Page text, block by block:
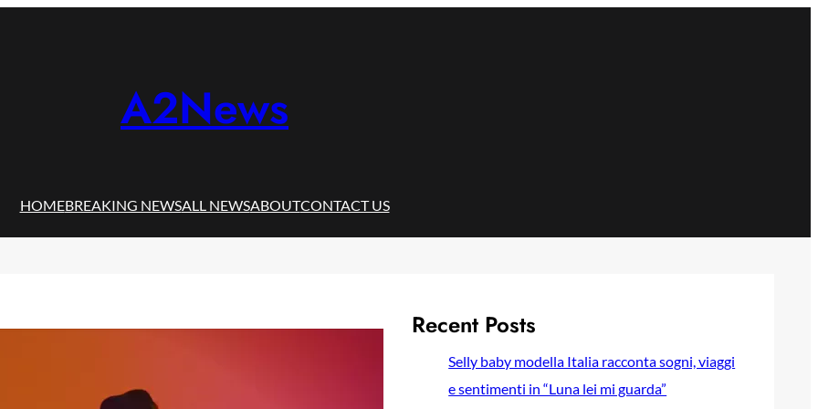
A2News
HOMEBREAKING NEWSALL NEWSABOUTCONTACT US
Recent Posts
Selly baby modella Italia racconta sogni, viaggi
e sentimenti in “Luna lei mi guarda”